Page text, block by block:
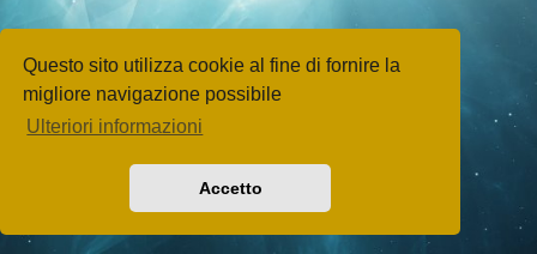
Questo sito utilizza cookie al fine di fornire la
migliore navigazione possibile
Ulteriori informazioni
Accetto